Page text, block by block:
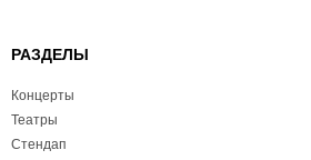
РАЗДЕЛЫ
Концерты
Театры
Стендап